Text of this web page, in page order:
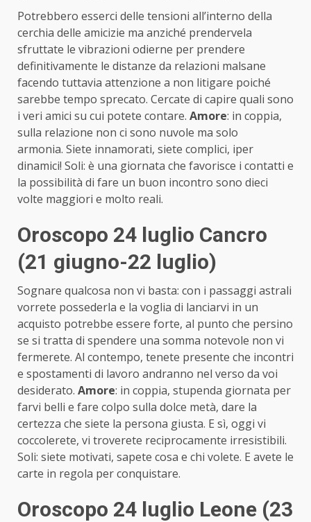
Potrebbero esserci delle tensioni all’interno della
cerchia delle amicizie ma anziché prendervela
sfruttate le vibrazioni odierne per prendere
definitivamente le distanze da relazioni malsane
facendo tuttavia attenzione a non litigare poiché
sarebbe tempo sprecato. Cercate di capire quali sono
i veri amici su cui potete contare. Amore: in coppia,
sulla relazione non ci sono nuvole ma solo
armonia. Siete innamorati, siete complici, iper
dinamici! Soli: è una giornata che favorisce i contatti e
la possibilità di fare un buon incontro sono dieci
volte maggiori e molto reali.
Oroscopo 24 luglio Cancro
(21 giugno-22 luglio)
Sognare qualcosa non vi basta: con i passaggi astrali
vorrete possederla e la voglia di lanciarvi in un
acquisto potrebbe essere forte, al punto che persino
se si tratta di spendere una somma notevole non vi
fermerete. Al contempo, tenete presente che incontri
e spostamenti di lavoro andranno nel verso da voi
desiderato. Amore: in coppia, stupenda giornata per
farvi belli e fare colpo sulla dolce metà, dare la
certezza che siete la persona giusta. E sì, oggi vi
coccolerete, vi troverete reciprocamente irresistibili.
Soli: siete motivati, sapete cosa e chi volete. E avete le
carte in regola per conquistare.
Oroscopo 24 luglio Leone (23